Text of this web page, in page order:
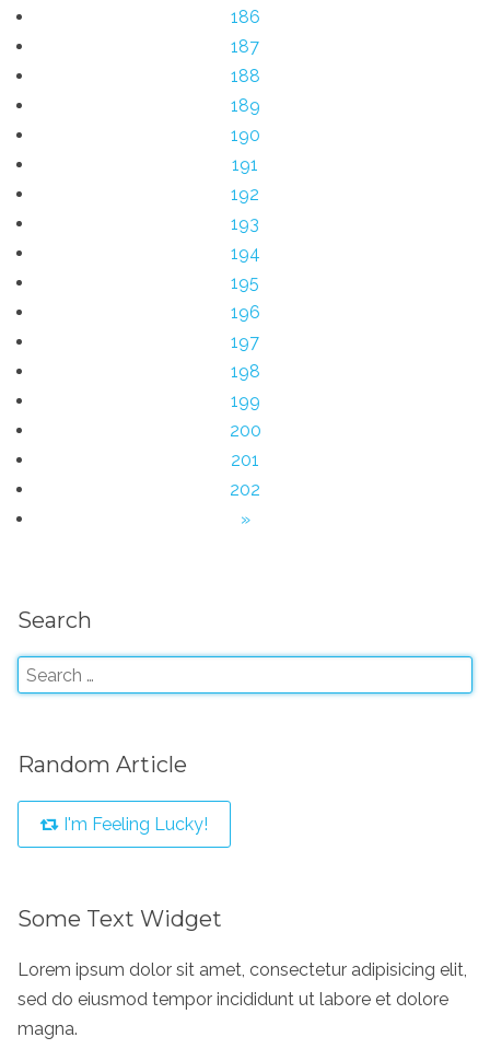
186
187
188
189
190
191
192
193
194
195
196
197
198
199
200
201
202
»
Search
Random Article
I'm Feeling Lucky!
Some Text Widget
Lorem ipsum dolor sit amet, consectetur adipisicing elit,
sed do eiusmod tempor incididunt ut labore et dolore
magna.